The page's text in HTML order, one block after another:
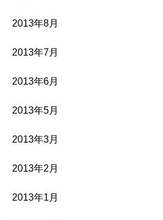
2013年8月
2013年7月
2013年6月
2013年5月
2013年3月
2013年2月
2013年1月